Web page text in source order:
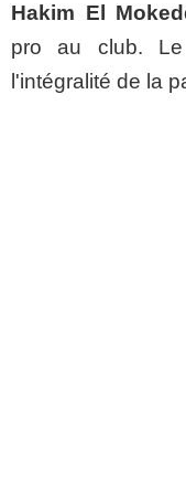
Hakim El
pro au club.
l'intégralité de la